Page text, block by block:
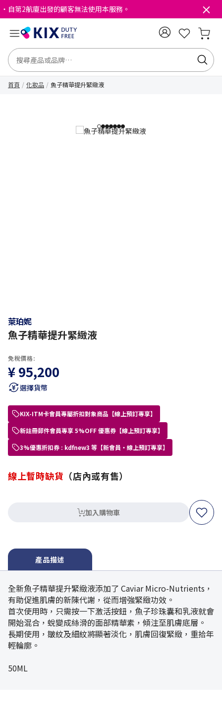
・自第2航廈出發的顧客無法使用本服務。
首頁 化妝品 魚子精華提升緊緻液
1234567
萊珀妮
魚子精華提升緊緻液
免稅價格:
¥ 95,200
選擇貨幣
KIX-ITM卡會員專屬折扣對象商品【線上預訂專享】
新註冊郵件會員專享 5%OFF 優惠券【線上預訂專享】
3%優惠折扣券 : kdfnew3 等【新會員・線上預訂專享】
線上暫時缺貨 （店內或有售）
加入購物車
產品描述
全新魚子精華提升緊緻液添加了 Caviar Micro-Nutrients，
有助促進肌膚的新陳代謝，從而增強緊緻功效。
首次使用時，只需按一下激活按鈕，魚子珍珠囊和乳液就會
開始混合，蛻變成絲滑的面部精華素，傾注至肌膚底層。
長期使用，皺紋及細紋將顯著淡化，肌膚回復緊緻，重拾年
輕輪廓。
50ML